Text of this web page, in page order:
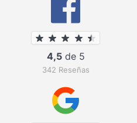
4,5de 5
342 Reseñas